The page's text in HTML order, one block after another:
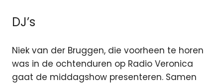
DJ’s
Niek van der Bruggen, die voorheen te horen
was in de ochtenduren op Radio Veronica
gaat de middagshow presenteren. Samen